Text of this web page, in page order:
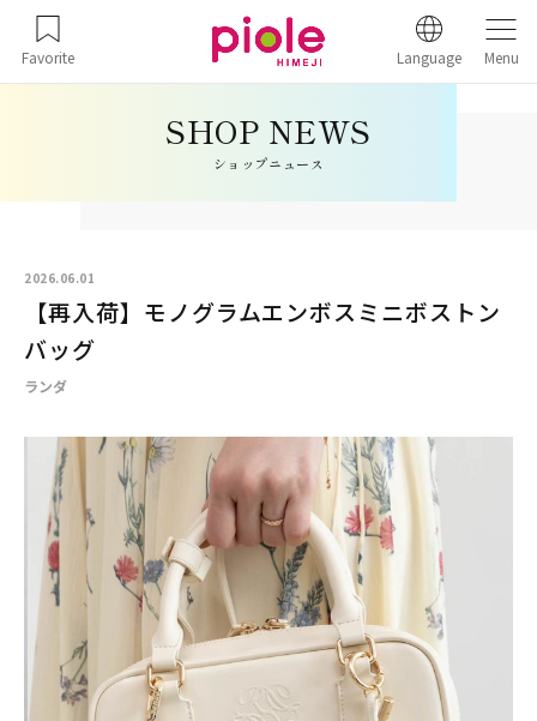
Favorite Language Menu
ショップニュース
2026.06.01
【再入荷】モノグラムエンボスミニボストン
バッグ
ランダ